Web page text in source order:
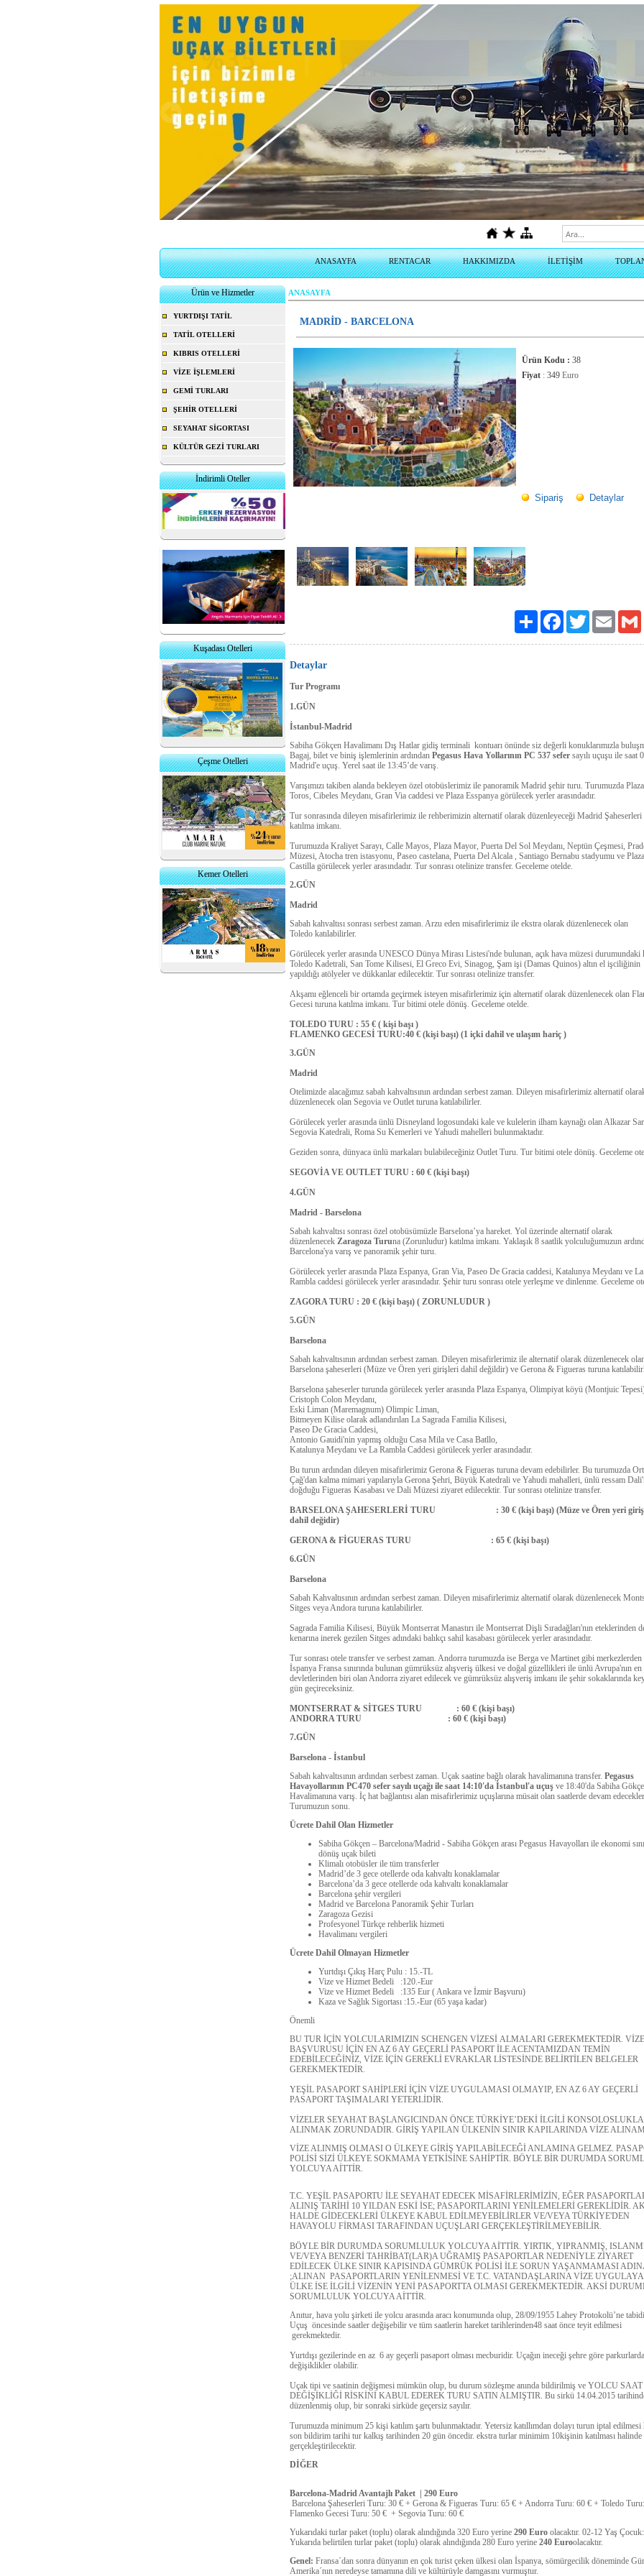
BiletSales.com
Uçak biletlerinizi 7/24 istediğiniz de online sitemizden alabilirsiniz.
ANASAYFA RENTACAR HAKKIMIZDA İLETİŞİM
Ürün ve Hizmetler
YURTDIŞI TATİL
TATİL OTELLERİ
KIBRIS OTELLERİ
VİZE İŞLEMLERİ
GEMİ TURLARI
ŞEHİR OTELLERİ
SEYAHAT SİGORTASI
KÜLTÜR GEZİ TURLARI
İndirimli Oteller
Kuşadası Otelleri
Çeşme Otelleri
Kemer Otelleri
ANASAYFA
MADRİD - BARCELONA
Ürün Kodu : 38
Fiyat : 349 Euro
Sipariş Detaylar
Paylaş FacebookTwitter Email
Detaylar
Tur Programı
1.GÜN
İstanbul-Madrid
Sabiha Gökçen Havalimanı Dış Hatlar gidiş terminali kontuarı önünde siz değerli konuklarımızla
Bagaj, bilet ve biniş işlemlerinin ardından Pegasus Hava Yollarının PC 537 sefer sayılı uçuşu ile saat
Madrid'e uçuş. Yerel saat ile 13:45’de varış.
Varışımızı takiben alanda bekleyen özel otobüslerimiz ile panoramik Madrid şehir turu. Turumuzda
Toros, Cibeles Meydanı, Gran Via caddesi ve Plaza Esspanya görülecek yerler arasındadır.
Tur sonrasında dileyen misafirlerimiz ile rehberimizin alternatif olarak düzenleyeceği Madrid Şaheserleri
katılma imkanı.
Turumuzda Kraliyet Sarayı, Calle Mayos, Plaza Mayor, Puerta Del Sol Meydanı, Neptün Çeşmesi,
Müzesi, Atocha tren istasyonu, Paseo castelana, Puerta Del Alcala , Santiago Bernabu stadyumu ve Plaza
Castilla görülecek yerler arasındadır. Tur sonrası otelinize transfer. Geceleme otelde.
2.GÜN
Madrid
Sabah kahvaltısı sonrası serbest zaman. Arzu eden misafirlerimiz ile ekstra olarak düzenlenecek olan
Toledo katılabilirler.
Görülecek yerler arasında UNESCO Dünya Mirası Listesi'nde bulunan, açık hava müzesi durumundaki
Toledo Kadetrali, San Tome Kilisesi, El Greco Evi, Sinagog, Şam işi (Damas Quinos) altın el işciliğinin
yapıldığı atölyeler ve dükkanlar edilecektir. Tur sonrası otelinize transfer.
Akşamı eğlenceli bir ortamda geçirmek isteyen misafirlerimiz için alternatif olarak düzenlenecek olan
Gecesi turuna katılma imkanı. Tur bitimi otele dönüş. Geceleme otelde.
TOLEDO TURU : 55 € ( kişi başı )
FLAMENKO GECESİ TURU:40 € (kişi başı) (1 içki dahil ve ulaşım hariç )
3.GÜN
Madrid
Otelimizde alacağımız sabah kahvaltısının ardından serbest zaman. Dileyen misafirlerimiz alternatif
düzenlenecek olan Segovia ve Outlet turuna katılabilirler.
Görülecek yerler arasında ünlü Disneyland logosundaki kale ve kulelerin ilham kaynağı olan Alkazar
Segovia Katedrali, Roma Su Kemerleri ve Yahudi mahelleri bulunmaktadır.
Geziden sonra, dünyaca ünlü markaları bulabileceğiniz Outlet Turu. Tur bitimi otele dönüş. Geceleme
SEGOVİA VE OUTLET TURU : 60 € (kişi başı)
4.GÜN
Madrid - Barselona
Sabah kahvaltısı sonrası özel otobüsümüzle Barselona’ya hareket. Yol üzerinde alternatif olarak
düzenlenecek Zaragoza Turuna (Zorunludur) katılma imkanı. Yaklaşık 8 saatlik yolculuğumuzun
Barcelona'ya varış ve panoramik şehir turu.
Görülecek yerler arasında Plaza Espanya, Gran Via, Paseo De Gracia caddesi, Katalunya Meydanı ve La
Rambla caddesi görülecek yerler arasındadır. Şehir turu sonrası otele yerleşme ve dinlenme. Geceleme
ZAGORA TURU : 20 € (kişi başı) ( ZORUNLUDUR )
5.GÜN
Barselona
Sabah kahvaltısının ardından serbest zaman. Dileyen misafirlerimiz ile alternatif olarak düzenlenecek
Barselona şaheserleri (Müze ve Ören yeri girişleri dahil değildir) ve Gerona & Figueras turuna
Barselona şaheserler turunda görülecek yerler arasında Plaza Espanya, Olimpiyat köyü (Montjuic
Cristoph Colon Meydanı,
Eski Liman (Maremagnum) Olimpic Liman,
Bitmeyen Kilise olarak adlandırılan La Sagrada Familia Kilisesi,
Paseo De Gracia Caddesi,
Antonio Gauidi'nin yapmış olduğu Casa Mila ve Casa Batllo,
Katalunya Meydanı ve La Rambla Caddesi görülecek yerler arasındadır.
Bu turun ardından dileyen misafirlerimiz Gerona & Figueras turuna devam edebilirler. Bu turumuzda
Çağ'dan kalma mimari yapılarıyla Gerona Şehri, Büyük Katedrali ve Yahudi mahalleri, ünlü ressam
doğduğu Figueras Kasabası ve Dali Müzesi ziyaret edilecektir. Tur sonrası otelinize transfer.
BARSELONA ŞAHESERLERİ TURU : 30 € (kişi başı) (Müze ve Ören yeri
dahil değidir)
GERONA & FİGUERAS TURU : 65 € (kişi başı)
6.GÜN
Barselona
Sabah Kahvaltısının ardından serbest zaman. Dileyen misafirlerimiz alternatif olarak düzenlenecek
Sitges veya Andora turuna katılabilirler.
Sagrada Familia Kilisesi, Büyük Montserrat Manastırı ile Montserrat Dişli Sıradağları'nın eteklerinden
kenarına inerek gezilen Sitges adındaki balıkçı sahil kasabası görülecek yerler arasındadır.
Tur sonrası otele transfer ve serbest zaman. Andorra turumuzda ise Berga ve Martinet gibi merkezlerden
İspanya Fransa sınırında bulunan gümrüksüz alışveriş ülkesi ve doğal güzellikleri ile ünlü Avrupa'nın
devletlerinden biri olan Andorra ziyaret edilecek ve gümrüksüz alışveriş imkanı ile şehir sokaklarında
gün geçireceksiniz.
MONTSERRAT & SİTGES TURU : 60 € (kişi başı)
ANDORRA TURU : 60 € (kişi başı)
7.GÜN
Barselona - İstanbul
Sabah kahvaltısının ardından serbest zaman. Uçak saatine bağlı olarak havalimanına transfer. Pegasus
Havayollarının PC470 sefer sayılı uçağı ile saat 14:10'da İstanbul'a uçuş ve 18:40'da Sabiha
Havalimanına varış. İç hat bağlantısı alan misafirlerimiz uçuşlarına müsait olan saatlerde devam
Turumuzun sonu.
Ücrete Dahil Olan Hizmetler
Sabiha Gökçen – Barcelona/Madrid - Sabiha Gökçen arası Pegasus Havayolları ile ekonomi
dönüş uçak bileti
Klimalı otobüsler ile tüm transferler
Madrid’de 3 gece otellerde oda kahvaltı konaklamalar
Barcelona’da 3 gece otellerde oda kahvaltı konaklamalar
Barcelona şehir vergileri
Madrid ve Barcelona Panoramik Şehir Turları
Zaragoza Gezisi
Profesyonel Türkçe rehberlik hizmeti
Havalimanı vergileri
Ücrete Dahil Olmayan Hizmetler
Yurtdışı Çıkış Harç Pulu : 15.-TL
Vize ve Hizmet Bedeli :120.-Eur
Vize ve Hizmet Bedeli :135 Eur ( Ankara ve İzmir Başvuru)
Kaza ve Sağlık Sigortası :15.-Eur (65 yaşa kadar)
Önemli
BU TUR İÇİN YOLCULARIMIZIN SCHENGEN VİZESİ ALMALARI GEREKMEKTEDİR. VİZE
BAŞVURUSU İÇİN EN AZ 6 AY GEÇERLİ PASAPORT İLE ACENTAMIZDAN TEMİN
EDEBİLECEĞİNİZ, VİZE İÇİN GEREKLİ EVRAKLAR LİSTESİNDE BELİRTİLEN BELGELER
GEREKMEKTEDİR.
YEŞİL PASAPORT SAHİPLERİ İÇİN VİZE UYGULAMASI OLMAYIP, EN AZ 6 AY GEÇERLİ
PASAPORT TAŞIMALARI YETERLİDİR.
VİZELER SEYAHAT BAŞLANGICINDAN ÖNCE TÜRKİYE’DEKİ İLGİLİ
ALINMAK ZORUNDADIR. GİRİŞ YAPILAN ÜLKENİN SINIR KAPILARINDA VİZE
VİZE ALINMIŞ OLMASI O ÜLKEYE GİRİŞ YAPILABİLECEĞİ ANLAMINA GELMEZ.
POLİSİ SİZİ ÜLKEYE SOKMAMA YETKİSİNE SAHİPTİR. BÖYLE BİR DURUMDA
YOLCUYA AİTTİR.
T.C. YEŞİL PASAPORTU İLE SEYAHAT EDECEK MİSAFİRLERİMİZİN, EĞER
ALINIŞ TARİHİ 10 YILDAN ESKİ İSE; PASAPORTLARINI YENİLEMELERİ GEREKLİDİR.
HALDE GİDECEKLERİ ÜLKEYE KABUL EDİLMEYEBİLİRLER VE/VEYA TÜRKİYE'DEN
HAVAYOLU FİRMASI TARAFINDAN UÇUŞLARI GERÇEKLEŞTİRİLMEYEBİLİR.
BÖYLE BİR DURUMDA SORUMLULUK YOLCUYA AİTTİR. YIRTIK, YIPRANMIŞ,
VE/VEYA BENZERİ TAHRİBAT(LAR)A UĞRAMIŞ PASAPORTLAR NEDENİYLE ZİYARET
EDİLECEK ÜLKE SINIR KAPISINDA GÜMRÜK POLİSİ İLE SORUN YAŞANMAMASI
;ALINAN PASAPORTLARIN YENİLENMESİ VE T.C. VATANDAŞLARINA VİZE
ÜLKE İSE İLGİLİ VİZENİN YENİ PASAPORTTA OLMASI GEREKMEKTEDİR. AKSİ
SORUMLULUK YOLCUYA AİTTİR.
Anıtur, hava yolu şirketi ile yolcu arasında aracı konumunda olup, 28/09/1955 Lahey Protokolü’ne
Uçuş öncesinde saatler değişebilir ve tüm saatlerin hareket tarihlerinden48 saat önce teyit edilmesi
gerekmektedir.
Yurtdışı gezilerinde en az 6 ay geçerli pasaport olması mecburidir. Uçağın ineceği şehre göre parkurlarda
değişiklikler olabilir.
Uçak tipi ve saatinin değişmesi mümkün olup, bu durum sözleşme anında bildirilmiş ve YOLCU SAAT
DEĞİŞİKLİĞİ RİSKİNİ KABUL EDEREK TURU SATIN ALMIŞTIR. Bu sirkü 14.04.2015
düzenlenmiş olup, bir sonraki sirküde geçersiz sayılır.
Turumuzda minimum 25 kişi katılım şartı bulunmaktadır. Yetersiz katıllımdan dolayı turun iptal edilmesi
son bildirim tarihi tur kalkış tarihinden 20 gün öncedir. ekstra turlar minimim 10kişinin katılması halinde
gerçekleştirilecektir.
DİĞER
Barcelona-Madrid Avantajlı Paket | 290 Euro
Barcelona Şaheserleri Turu: 30 € + Gerona & Figueras Turu: 65 € + Andorra Turu: 60 € + Toledo
Flamenko Gecesi Turu: 50 € + Segovia Turu: 60 €
Yukarıdaki turlar paket (toplu) olarak alındığında 320 Euro yerine 290 Euro olacaktır. 02-12 Yaş Çocuk:
Yukarıda belirtilen turlar paket (toplu) olarak alındığında 280 Euro yerine 240 Euroolacaktır.
Genel: Fransa´dan sonra dünyanın en çok turist çeken ülkesi olan İspanya, sömürgecilik döneminde
Amerika´nın neredeyse tamamına dili ve kültürüyle damgasını vurmuştur.